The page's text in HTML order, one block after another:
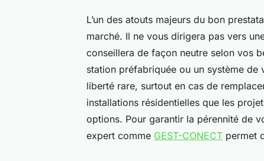
L’un des atouts majeurs du bon
marché. Il ne vous dirigera pas vers
conseillera de façon neutre selon vos
station préfabriquée ou un système de
liberté rare, surtout en cas de
installations résidentielles que les
options. Pour garantir la pérennité de
expert comme GEST-CONECT permet